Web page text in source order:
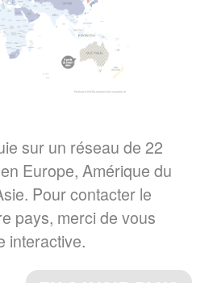
pour le séchage
GINETEX dévoile les
de son étude sur
de séchage.
a été publiée
a norme ISO
– Code d'étiquetage
des symboles, a été
sur un réseau de 22
Europe, Amérique du
Pour contacter le
pays, merci de vous
interactive.